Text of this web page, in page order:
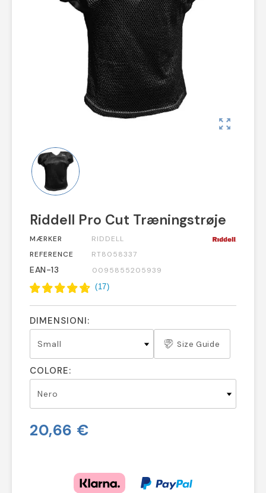
zoom_out_map
Riddell Pro Cut Træningstrøje
MÆRKER
RIDDELL
REFERENCE
RT8058337
EAN-13 0095855205939
(17)
DIMENSIONI:
Size Guide
COLORE:
20,66 €